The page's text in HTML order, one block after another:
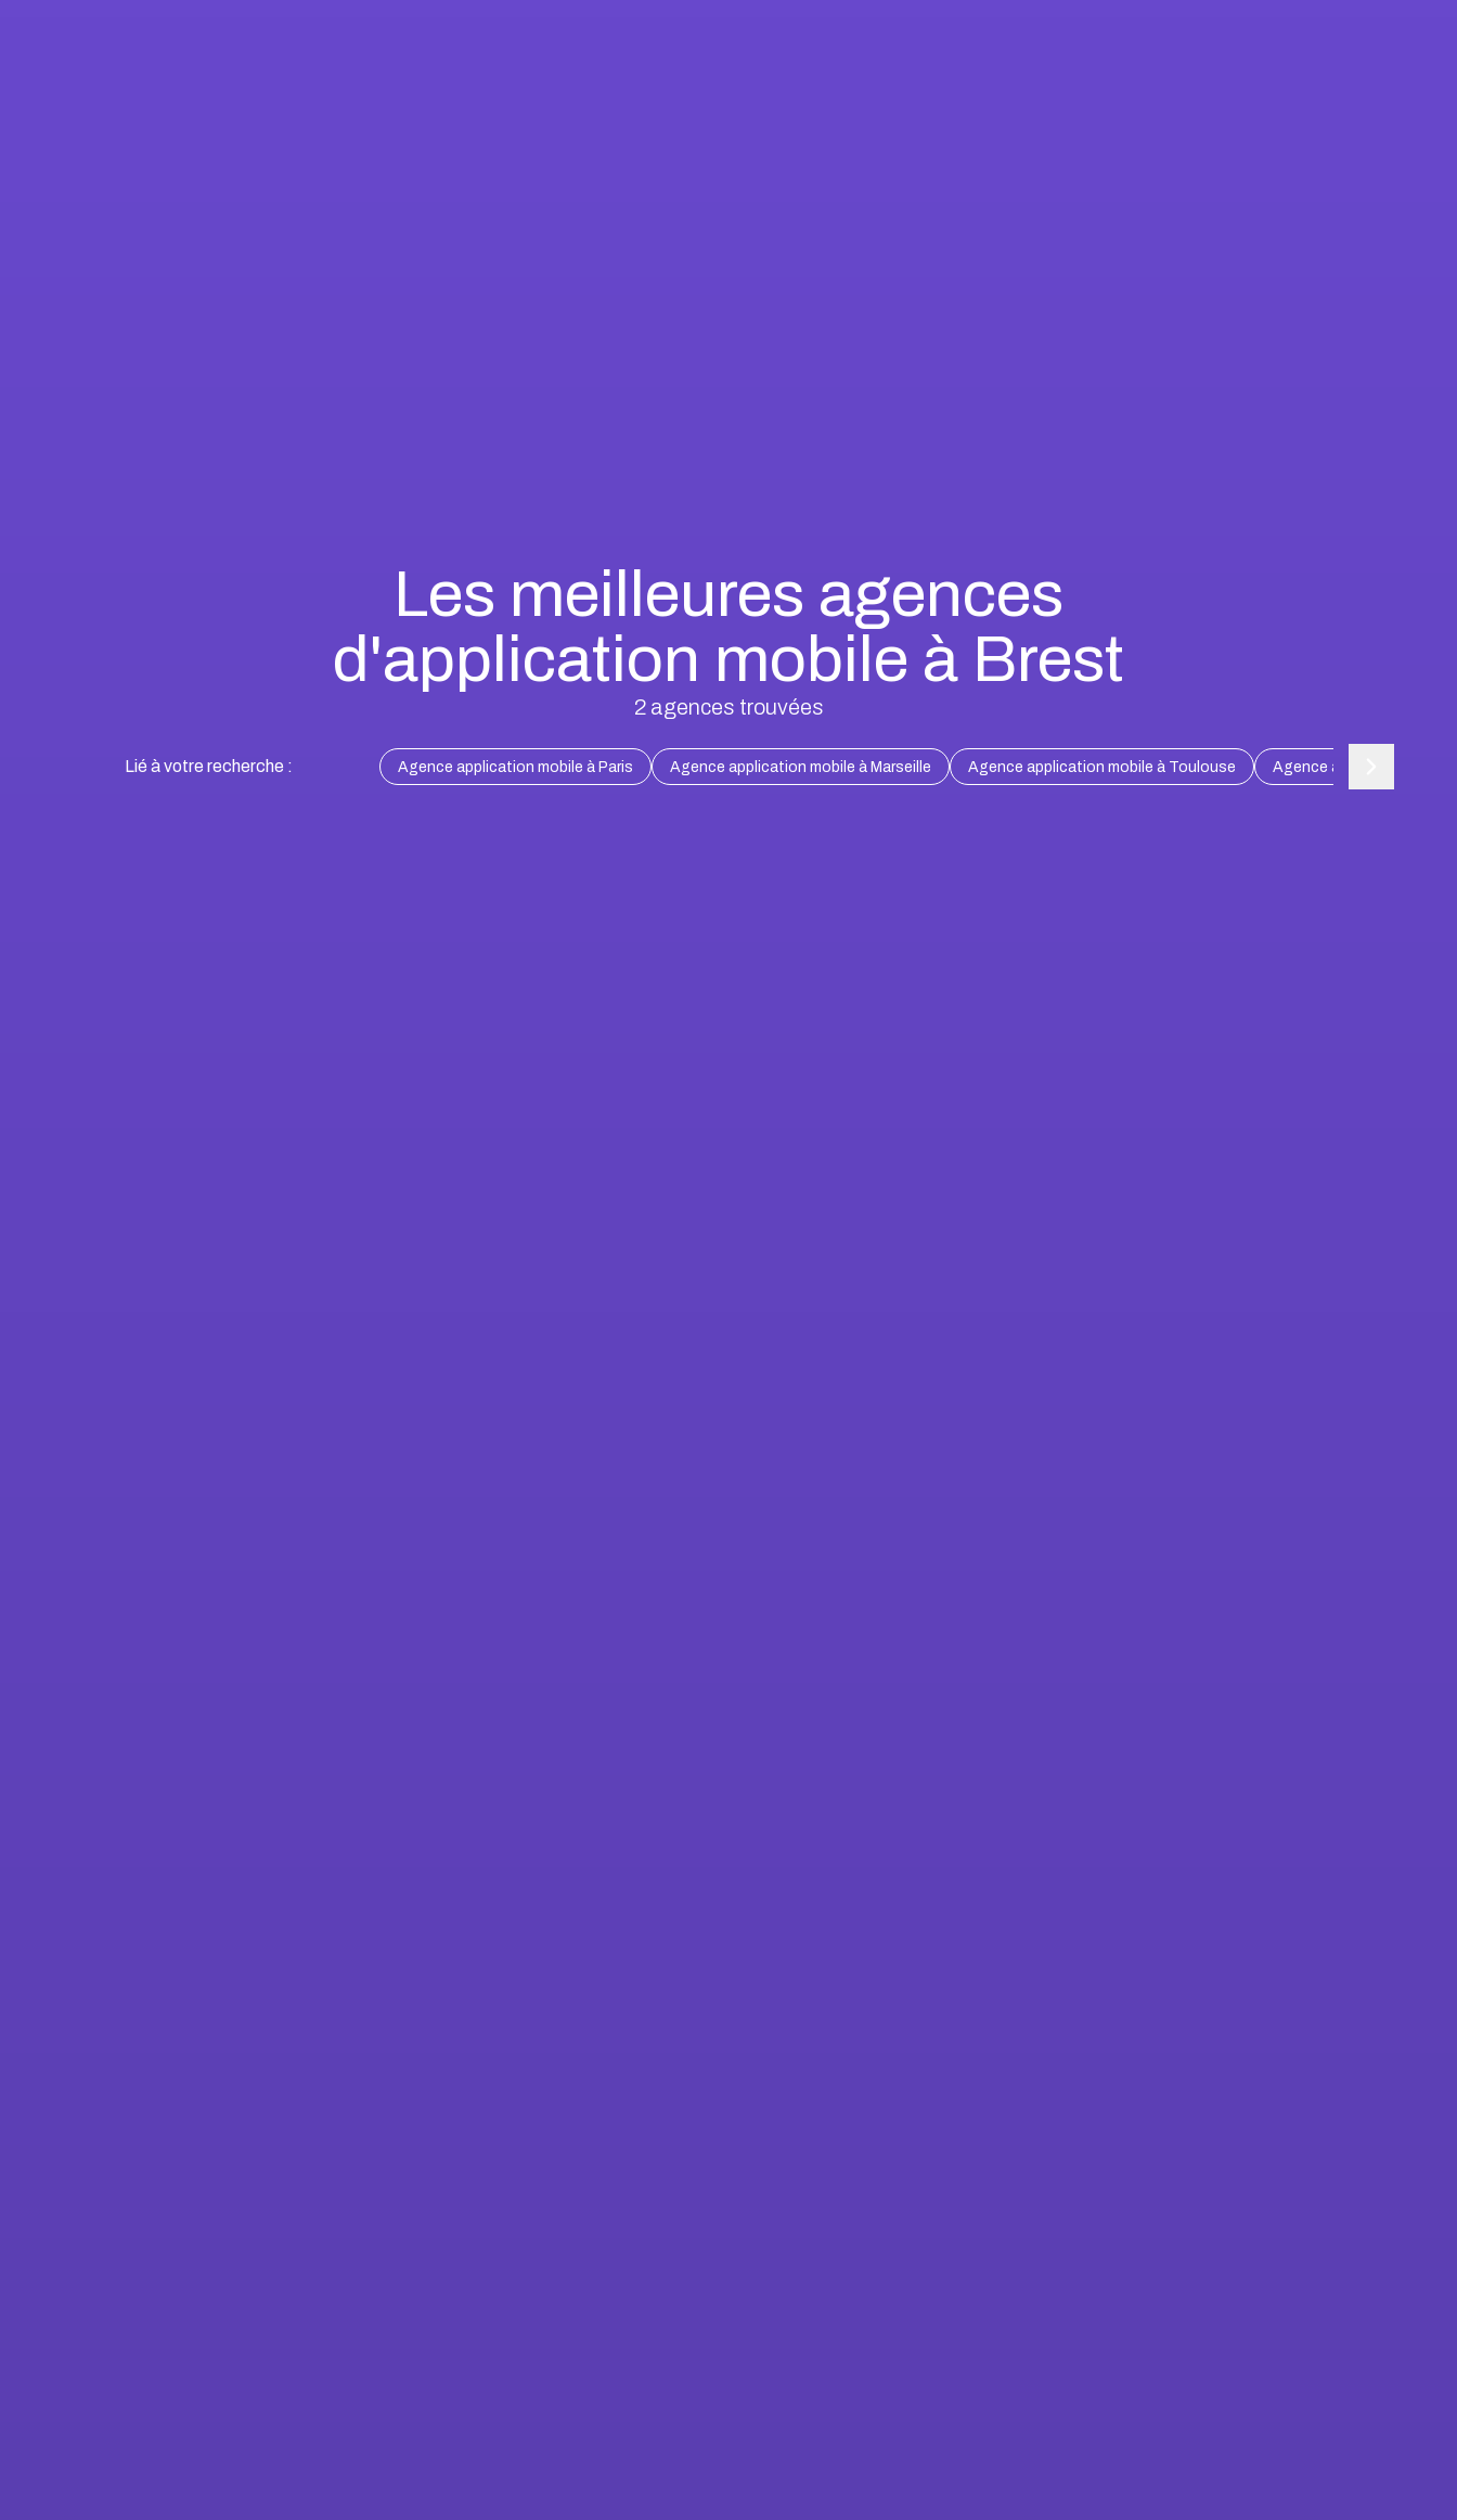
Les meilleures agences
d'application mobile à Brest
2agences trouvées
Lié à votre recherche : Agence application mobile à Paris Agence application mobile à Marseille Agence application mobile à Toulouse Agence application